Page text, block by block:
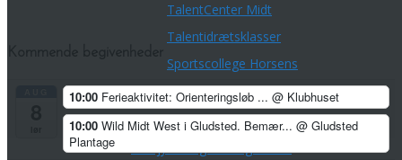
TalentCenter Midt
Talentidrætsklasser
Sportscollege Horsens
Ungdomskurser og sommerlejre
Kreds Ungdoms Match
Midtjysk Ungdomsliga 2026
10:00 Ferieaktivitet: Orienteringsløb ... @ Klubhuset
10:00 Wild Midt West i Gludsted. Bemær... @ Gludsted
Plantage